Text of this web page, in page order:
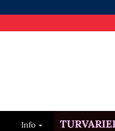
Info